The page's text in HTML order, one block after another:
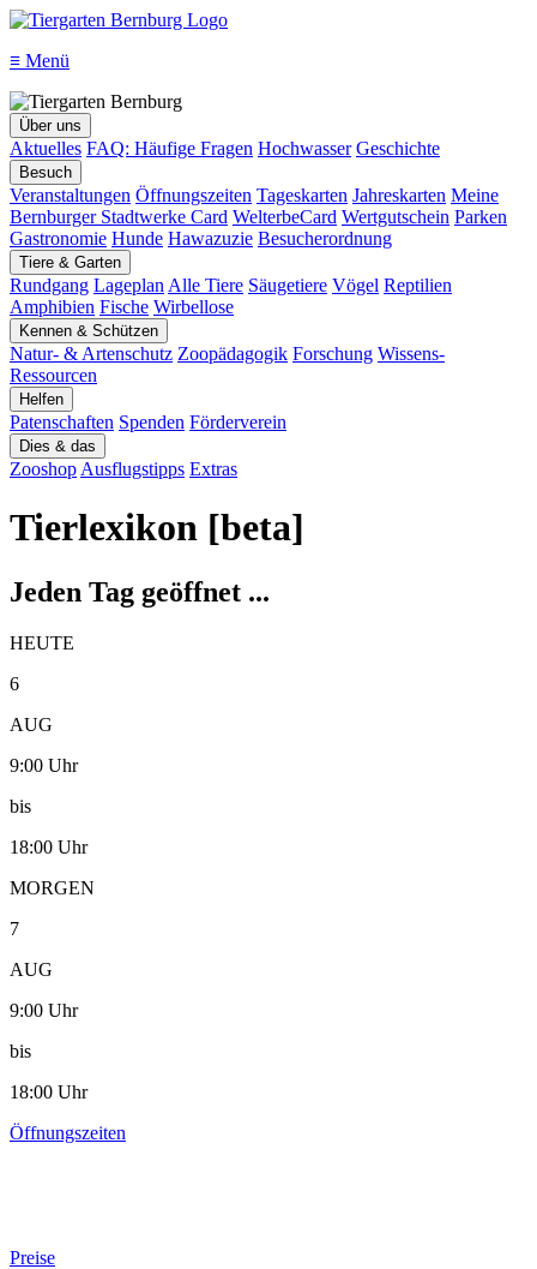
≡ Menü
Über uns
Aktuelles FAQ: Häufige Fragen Hochwasser Geschichte
Besuch
Veranstaltungen Öffnungszeiten Tageskarten Jahreskarten Meine
Bernburger Stadtwerke Card WelterbeCard Wertgutschein Parken
Gastronomie Hunde Hawazuzie Besucherordnung
Tiere & Garten
Rundgang Lageplan Alle Tiere Säugetiere Vögel Reptilien
Amphibien Fische Wirbellose
Kennen & Schützen
Natur- & Artenschutz Zoopädagogik Forschung Wissens-
Ressourcen
Helfen
Patenschaften Spenden Förderverein
Dies & das
Zooshop Ausflugstipps Extras
Tierlexikon [beta]
Jeden Tag geöffnet ...
HEUTE
6
AUG
9:00 Uhr
bis
18:00 Uhr
MORGEN
7
AUG
9:00 Uhr
bis
18:00 Uhr
Öffnungszeiten
Preise